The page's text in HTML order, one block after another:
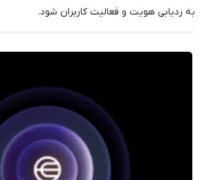
به ردیابی هویت و فعالیت کاربران شود.